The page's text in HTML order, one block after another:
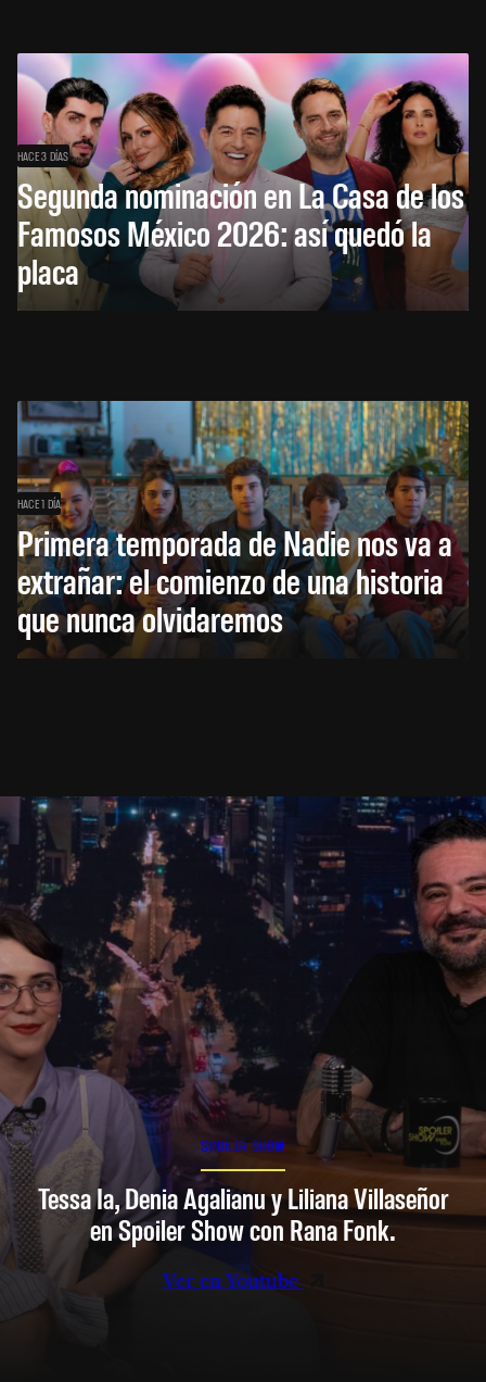
HACE 3 DÍAS
Segunda nominación en La Casa de los
Famosos México 2026: así quedó la
placa
HACE 1 DÍA
Primera temporada de Nadie nos va a
extrañar: el comienzo de una historia
que nunca olvidaremos
SPOILER SHOW
Tessa Ia, Denia Agalianu y Liliana Villaseñor
en Spoiler Show con Rana Fonk.
Ver en Youtube